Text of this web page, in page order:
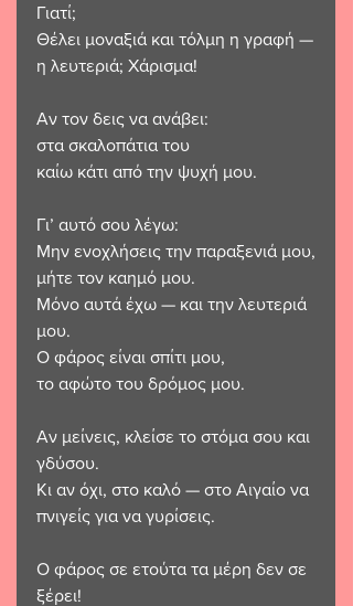
Γιατί;
Θέλει μοναξιά και τόλμη η γραφή —
η λευτεριά; Χάρισμα!
Αν τον δεις να ανάβει:
στα σκαλοπάτια του
καίω κάτι από την ψυχή μου.
Γι’ αυτό σου λέγω:
Μην ενοχλήσεις την παραξενιά μου,
μήτε τον καημό μου.
Μόνο αυτά έχω — και την λευτεριά
μου.
Ο φάρος είναι σπίτι μου,
το αφώτο του δρόμος μου.
Αν μείνεις, κλείσε το στόμα σου και
γδύσου.
Κι αν όχι, στο καλό — στο Αιγαίο να
πνιγείς για να γυρίσεις.
Ο φάρος σε ετούτα τα μέρη δεν σε
ξέρει!